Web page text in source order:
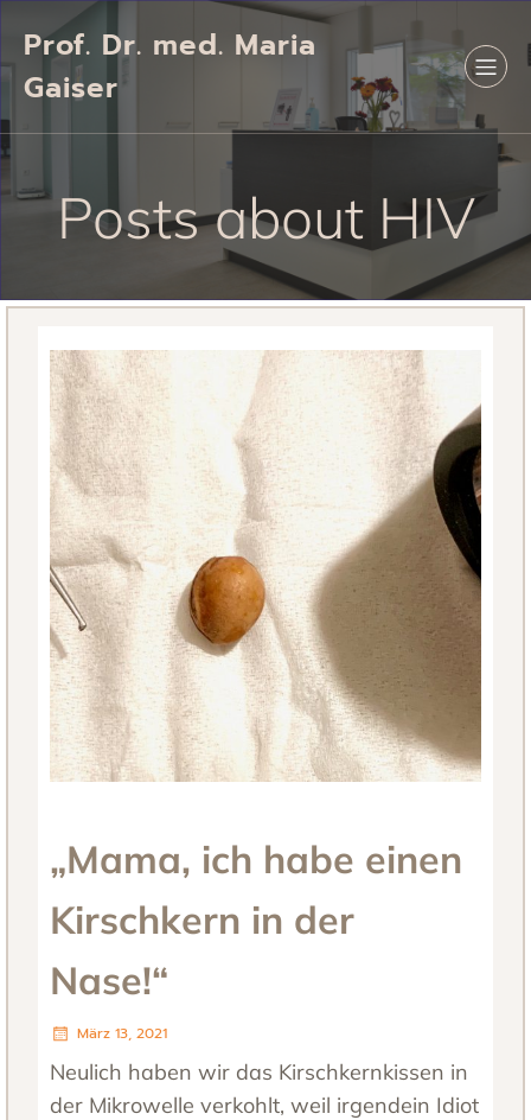
Prof. Dr. med. Maria
Gaiser
Posts about HIV
„Mama, ich habe einen
Kirschkern in der
Nase!“
März 13, 2021
Neulich haben wir das Kirschkernkissen in
der Mikrowelle verkohlt, weil irgendein Idiot